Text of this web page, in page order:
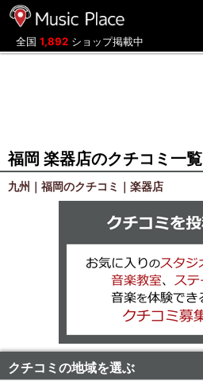
全国 1,892 ショップ掲載中
福岡 楽器店のクチコミ一覧
九州｜福岡のクチコミ｜楽器店
クチコミの地域を選ぶ